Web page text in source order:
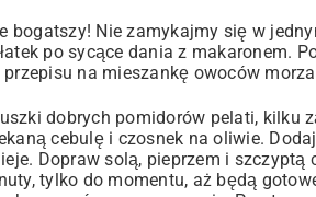
Nie zamykajmy się w
po sycące dania z makaronem.
na mieszankę owoców
dobrych pomidorów pelati, kilku
cebulę i czosnek na oliwie.
Dopraw solą, pieprzem i szczyptą
tylko do momentu, aż będą